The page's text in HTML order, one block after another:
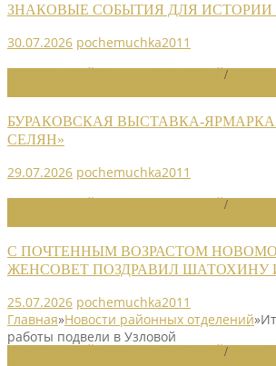
ЗНАКОВЫЕ СОБЫТИЯ ДЛЯ ИСТОРИИ
30.07.2026 pochemuchka2011
/
БУРАКОВСКАЯ ВЫСТАВКА-
СЕЛЯН»
29.07.2026 pochemuchka2011
/
С ПОЧТЕННЫМ ВОЗРАСТОМ
ЖЕНСОВЕТ ПОЗДРАВИЛ ШАТОХИНУ
25.07.2026 pochemuchka2011
Главная»Новости районных отделений»
работы подвели в Узловой
/